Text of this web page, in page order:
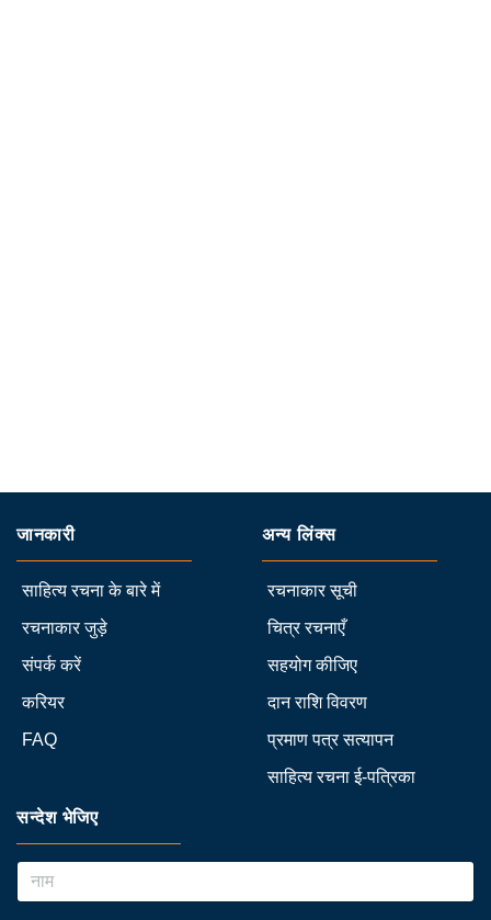
जानकारी
साहित्य रचना के बारे में
रचनाकार जुड़े
संपर्क करें
करियर
FAQ
अन्य लिंक्स
रचनाकार सूची
चित्र रचनाएँ
सहयोग कीजिए
दान राशि विवरण
प्रमाण पत्र सत्यापन
साहित्य रचना ई-पत्रिका
सन्देश भेजिए